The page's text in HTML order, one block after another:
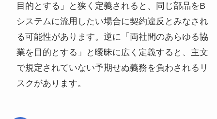
目的とする」と狭く定義されると、同じ部品をB
システムに流用したい場合に契約違反とみなされ
る可能性があります。逆に「両社間のあらゆる協
業を目的とする」と曖昧に広く定義すると、主文
で規定されていない予期せぬ義務を負わされるリ
スクがあります。